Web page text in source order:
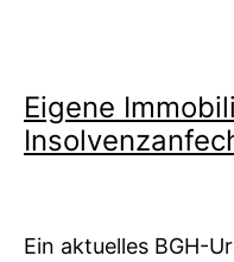
vor
Gericht
Erbrecht
Eigene
Ein aktuelles BGH-